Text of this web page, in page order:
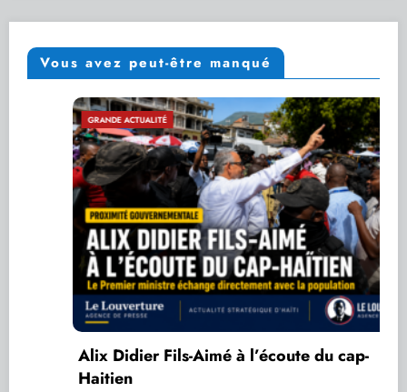
Vous avez peut-être manqué
GRANDE ACTUALITÉ
Alix Didier Fils-Aimé à l’écoute du cap-
Haitien